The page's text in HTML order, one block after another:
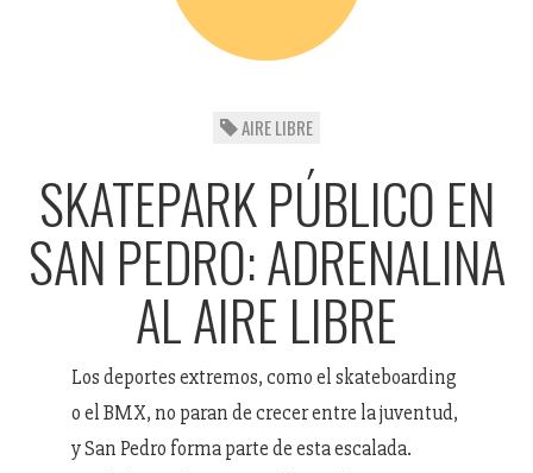
AIRE LIBRE
SKATEPARK PÚBLICO EN
SAN PEDRO: ADRENALINA
AL AIRE LIBRE
Los deportes extremos, como el skateboarding
o el BMX, no paran de crecer entre la juventud,
y San Pedro forma parte de esta escalada.